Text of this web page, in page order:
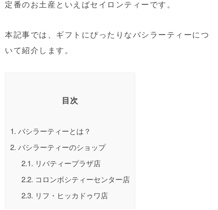
定番のお土産といえばセイロンティーです。
本記事では、ギフトにぴったりなバシラーティーにつ
いて紹介します。
目次
1. バシラーティーとは？
2. バシラーティーのショップ
2.1. リバティープラザ店
2.2. コロンボシティーセンター店
2.3. リフ・ヒッカドゥワ店